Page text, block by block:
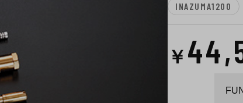
INAZUMA1200
￥